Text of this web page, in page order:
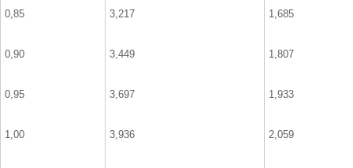
0,85 3,217 1,685
0,90 3,449 1,807
0,95 3,697 1,933
1,00 3,936 2,059